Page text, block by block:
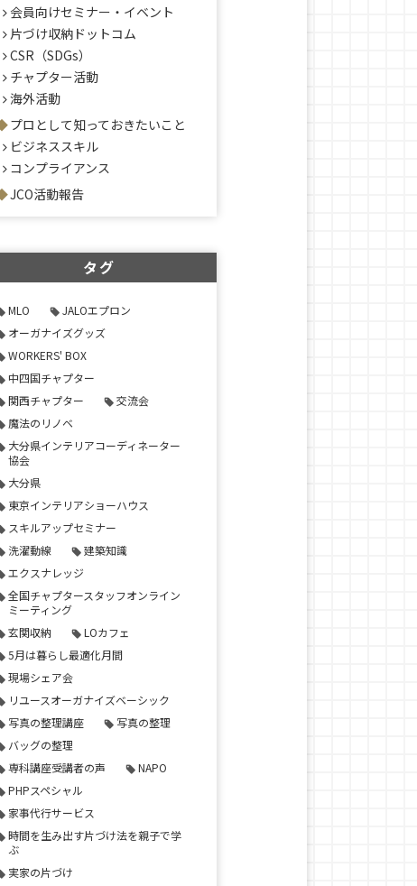
会員向けセミナー・イベント
片づけ収納ドットコム
CSR（SDGs）
チャプター活動
海外活動
プロとして知っておきたいこと
ビジネススキル
コンプライアンス
JCO活動報告
タグ
MLO
JALOエプロン
オーガナイズグッズ
WORKERS' BOX
中四国チャプター
関西チャプター
交流会
魔法のリノベ
大分県インテリアコーディネーター
協会
大分県
東京インテリアショーハウス
スキルアップセミナー
洗濯動線
建築知識
エクスナレッジ
全国チャプタースタッフオンライン
ミーティング
玄関収納
LOカフェ
5月は暮らし最適化月間
現場シェア会
リユースオーガナイズベーシック
写真の整理講座
写真の整理
バッグの整理
専科講座受講者の声
NAPO
PHPスペシャル
家事代行サービス
時間を生み出す片づけ法を親子で学
ぶ
実家の片づけ